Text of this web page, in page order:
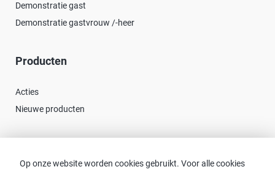
Op onze website worden cookies gebruikt. Voor alle cookies
Demonstratie gast
Demonstratie gastvrouw /-heer
Producten
Acties
Nieuwe producten